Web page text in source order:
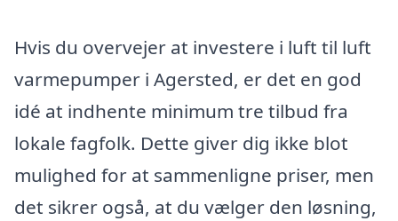
Hvis du overvejer at investere i luft til luft
varmepumper i Agersted, er det en god
idé at indhente minimum tre tilbud fra
lokale fagfolk. Dette giver dig ikke blot
mulighed for at sammenligne priser, men
det sikrer også, at du vælger den løsning,